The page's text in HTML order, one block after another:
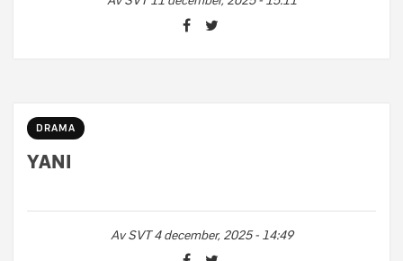
DRAMA
YANI
AvSVT 4 december, 2025 - 14:49